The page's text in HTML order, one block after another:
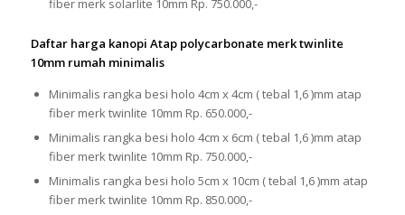
fiber merk solarlite 10mm Rp. 750.000,-
Daftar harga kanopi Atap polycarbonate merk twinlite
10mm rumah minimalis
Minimalis rangka besi holo 4cm x 4cm ( tebal 1,6 )mm atap
fiber merk twinlite 10mm Rp. 650.000,-
Minimalis rangka besi holo 4cm x 6cm ( tebal 1,6 )mm atap
fiber merk twinlite 10mm Rp. 750.000,-
Minimalis rangka besi holo 5cm x 10cm ( tebal 1,6 )mm atap
fiber merk twinlite 10mm Rp. 850.000,-